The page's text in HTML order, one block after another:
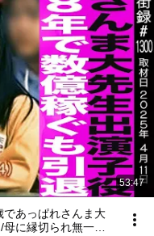
53:47
であっぱれさんま大
に縁切られ無一文/